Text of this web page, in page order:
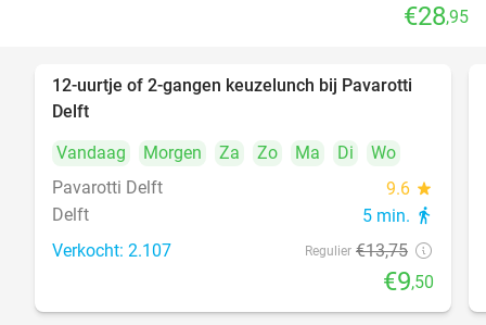
€28,95
31%
12-uurtje of 2-gangen keuzelunch bij Pavarotti
Delft
Vandaag
Morgen Za Zo Ma Di
Wo
Pavarotti Delft
9.6 star
Delft 5 min. directions_walk
Verkocht: 2.107 Regulier €13,75
€9,50